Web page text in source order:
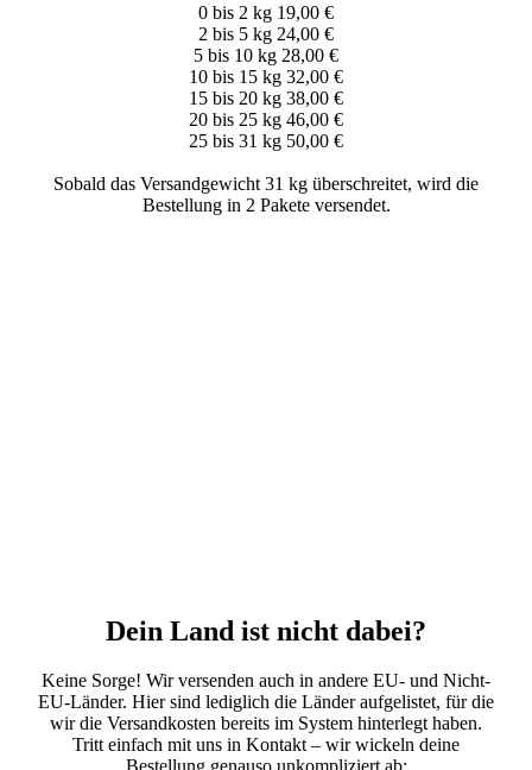
0 bis 2 kg 19,00 €
2 bis 5 kg 24,00 €
5 bis 10 kg 28,00 €
10 bis 15 kg 32,00 €
15 bis 20 kg 38,00 €
20 bis 25 kg 46,00 €
25 bis 31 kg 50,00 €
Sobald das Versandgewicht 31 kg überschreitet, wird die
Bestellung in 2 Pakete versendet.
Dein Land ist nicht dabei?
Keine Sorge! Wir versenden auch in andere EU- und Nicht-
EU-Länder. Hier sind lediglich die Länder aufgelistet, für die
wir die Versandkosten bereits im System hinterlegt haben.
Tritt einfach mit uns in Kontakt – wir wickeln deine